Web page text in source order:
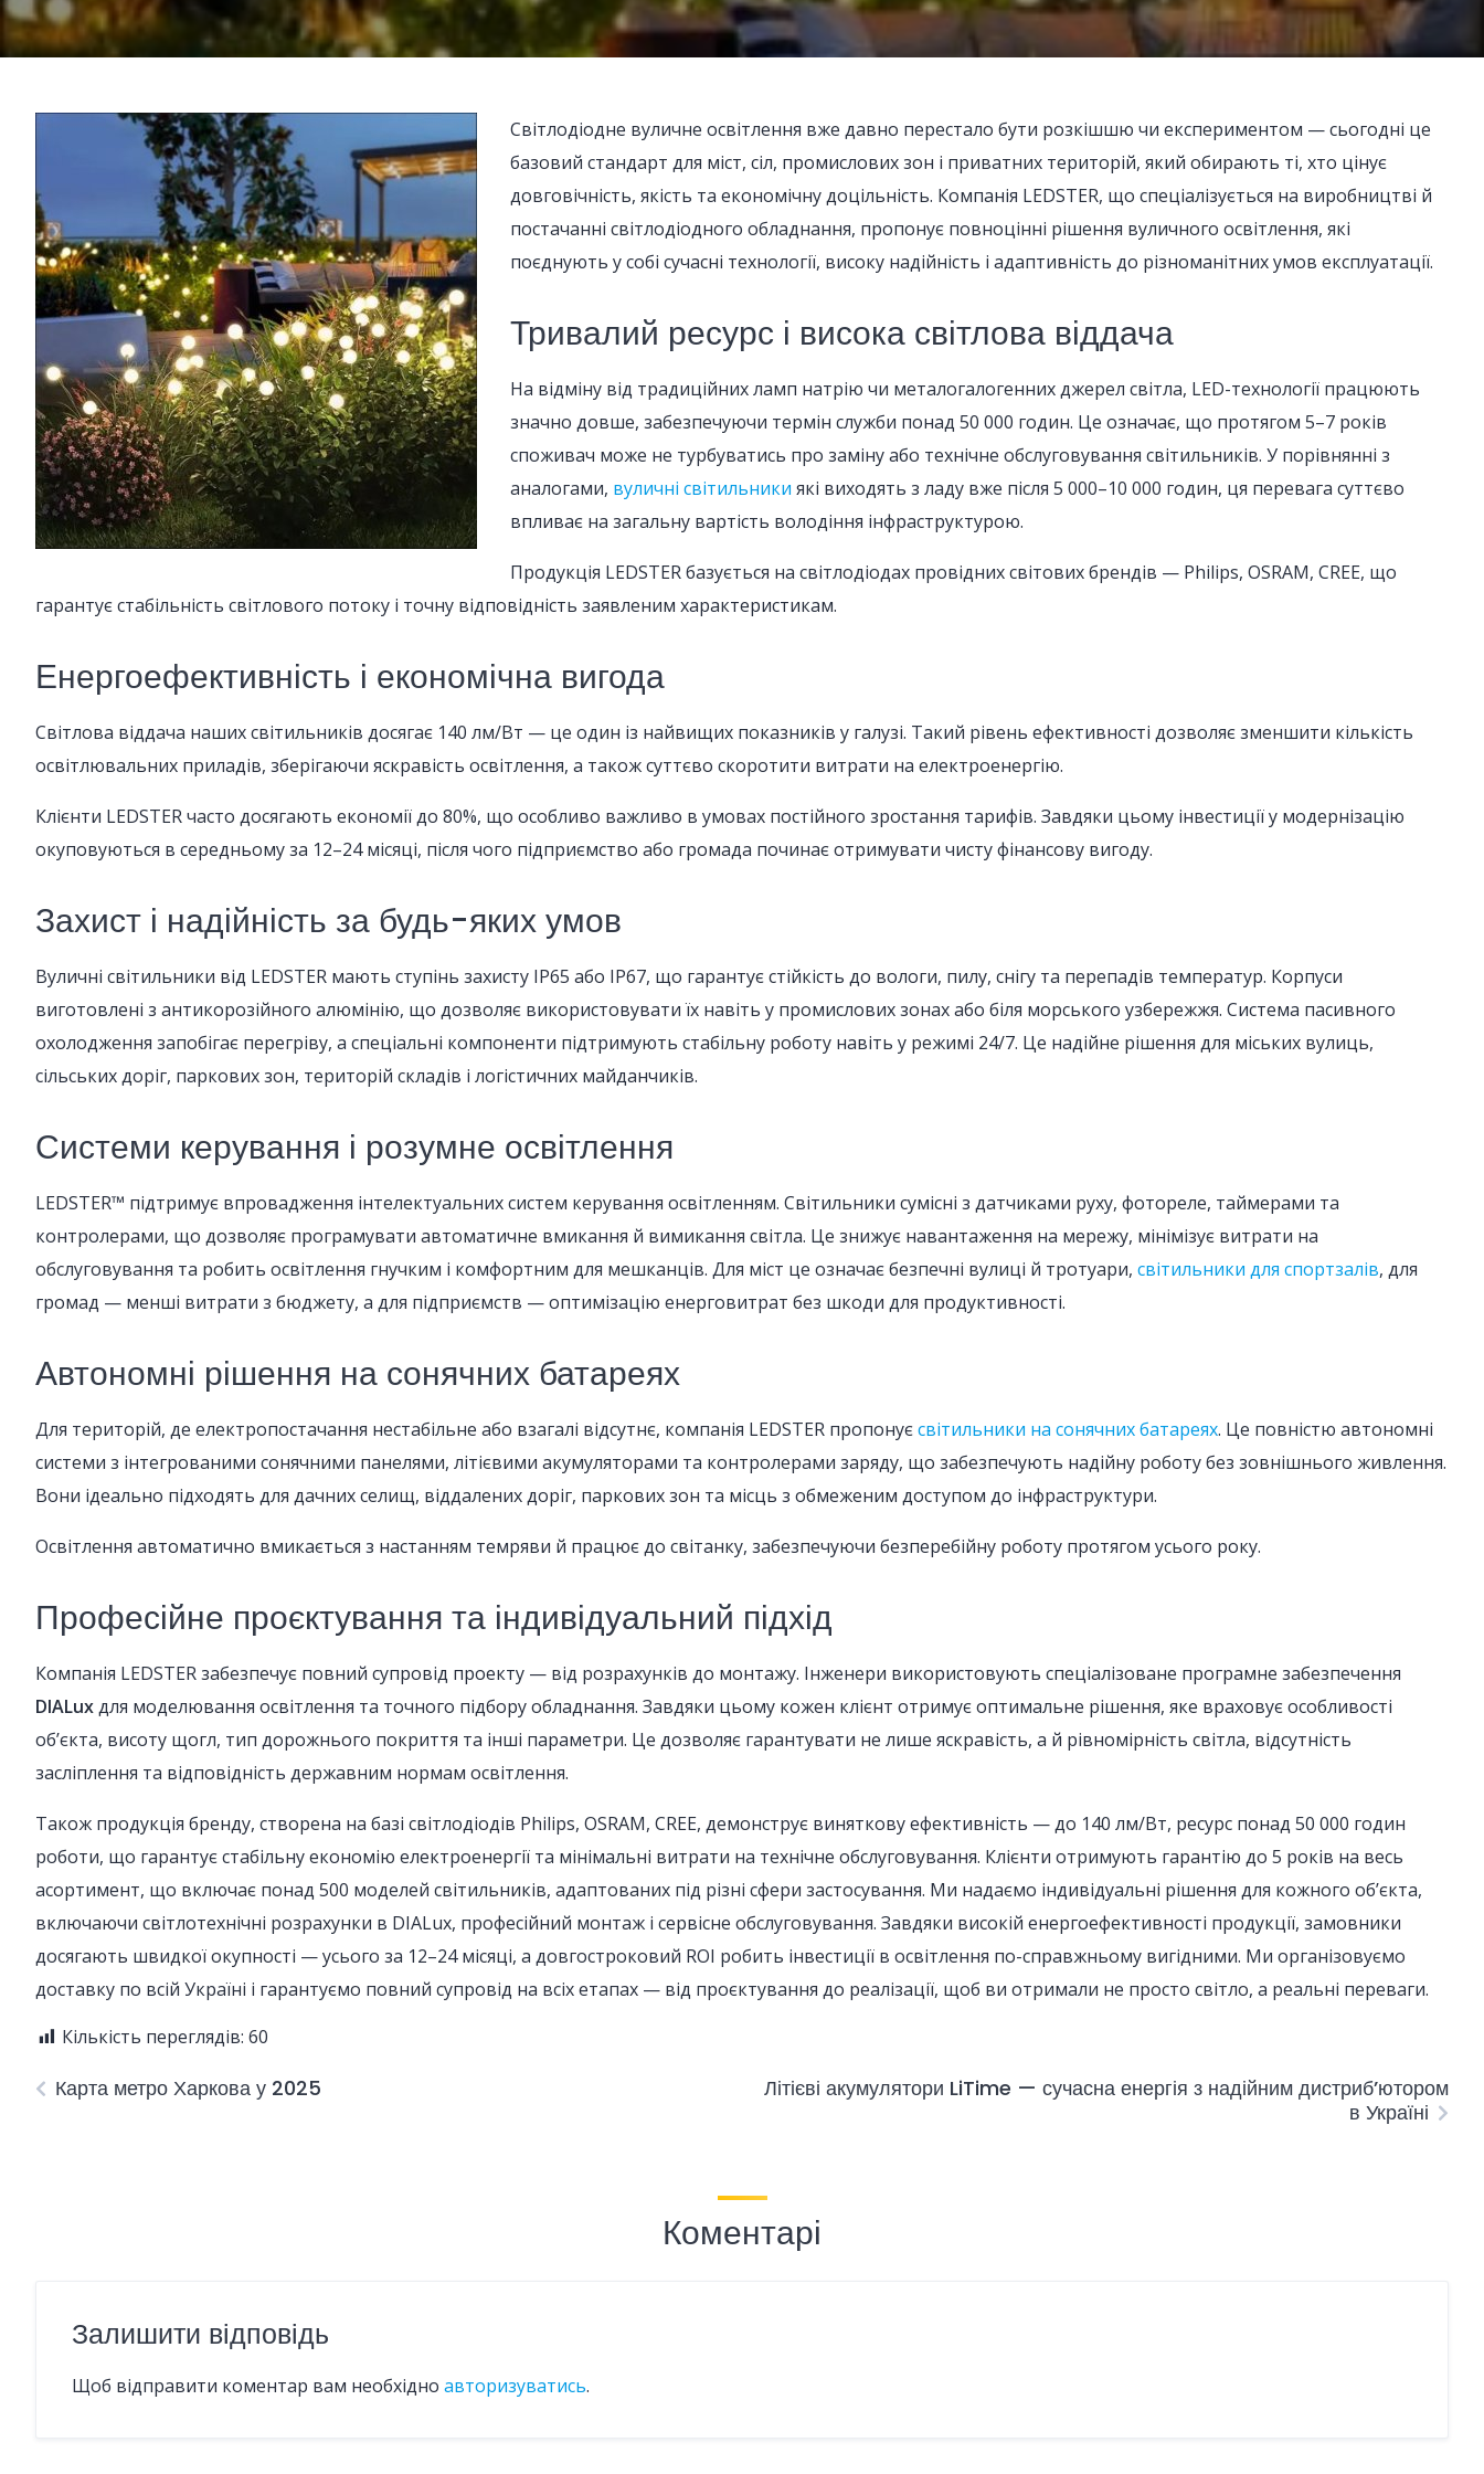
Світлодіодне вуличне освітлення вже давно перестало бути розкішшю чи експериментом — сьогодні це
базовий стандарт для міст, сіл, промислових зон і приватних територій, який обирають ті, хто цінує
довговічність, якість та економічну доцільність. Компанія LEDSTER, що спеціалізується на виробництві й
постачанні світлодіодного обладнання, пропонує повноцінні рішення вуличного освітлення, які
поєднують у собі сучасні технології, високу надійність і адаптивність до різноманітних умов експлуатації.
Тривалий ресурс і висока світлова віддача
На відміну від традиційних ламп натрію чи металогалогенних джерел світла, LED-технології працюють
значно довше, забезпечуючи термін служби понад 50 000 годин. Це означає, що протягом 5–7 років
споживач може не турбуватись про заміну або технічне обслуговування світильників. У порівнянні з
аналогами, вуличні світильники які виходять з ладу вже після 5 000–10 000 годин, ця перевага суттєво
впливає на загальну вартість володіння інфраструктурою.
Продукція LEDSTER базується на світлодіодах провідних світових брендів — Philips, OSRAM, CREE, що
гарантує стабільність світлового потоку і точну відповідність заявленим характеристикам.
Енергоефективність і економічна вигода
Світлова віддача наших світильників досягає 140 лм/Вт — це один із найвищих показників у галузі. Такий рівень ефективності дозволяє зменшити кількість
освітлювальних приладів, зберігаючи яскравість освітлення, а також суттєво скоротити витрати на електроенергію.
Клієнти LEDSTER часто досягають економії до 80%, що особливо важливо в умовах постійного зростання тарифів. Завдяки цьому інвестиції у модернізацію
окуповуються в середньому за 12–24 місяці, після чого підприємство або громада починає отримувати чисту фінансову вигоду.
Захист і надійність за будь-яких умов
Вуличні світильники від LEDSTER мають ступінь захисту IP65 або IP67, що гарантує стійкість до вологи, пилу, снігу та перепадів температур. Корпуси
виготовлені з антикорозійного алюмінію, що дозволяє використовувати їх навіть у промислових зонах або біля морського узбережжя. Система пасивного
охолодження запобігає перегріву, а спеціальні компоненти підтримують стабільну роботу навіть у режимі 24/7. Це надійне рішення для міських вулиць,
сільських доріг, паркових зон, територій складів і логістичних майданчиків.
Системи керування і розумне освітлення
LEDSTER™ підтримує впровадження інтелектуальних систем керування освітленням. Світильники сумісні з датчиками руху, фотореле, таймерами та
контролерами, що дозволяє програмувати автоматичне вмикання й вимикання світла. Це знижує навантаження на мережу, мінімізує витрати на
обслуговування та робить освітлення гнучким і комфортним для мешканців. Для міст це означає безпечні вулиці й тротуари, світильники для спортзалів, для
громад — менші витрати з бюджету, а для підприємств — оптимізацію енерговитрат без шкоди для продуктивності.
Автономні рішення на сонячних батареях
Для територій, де електропостачання нестабільне або взагалі відсутнє, компанія LEDSTER пропонуєсвітильники на сонячних батареях. Це повністю автономні
системи з інтегрованими сонячними панелями, літієвими акумуляторами та контролерами заряду, що забезпечують надійну роботу без зовнішнього живлення.
Вони ідеально підходять для дачних селищ, віддалених доріг, паркових зон та місць з обмеженим доступом до інфраструктури.
Освітлення автоматично вмикається з настанням темряви й працює до світанку, забезпечуючи безперебійну роботу протягом усього року.
Професійне проєктування та індивідуальний підхід
Компанія LEDSTER забезпечує повний супровід проекту — від розрахунків до монтажу. Інженери використовують спеціалізоване програмне забезпечення
DIALuxдля моделювання освітлення та точного підбору обладнання. Завдяки цьому кожен клієнт отримує оптимальне рішення, яке враховує особливості
об’єкта, висоту щогл, тип дорожнього покриття та інші параметри. Це дозволяє гарантувати не лише яскравість, а й рівномірність світла, відсутність
засліплення та відповідність державним нормам освітлення.
Також продукція бренду, створена на базі світлодіодів Philips, OSRAM, CREE, демонструє виняткову ефективність — до 140 лм/Вт, ресурс понад 50 000 годин
роботи, що гарантує стабільну економію електроенергії та мінімальні витрати на технічне обслуговування. Клієнти отримують гарантію до 5 років на весь
асортимент, що включає понад 500 моделей світильників, адаптованих під різні сфери застосування. Ми надаємо індивідуальні рішення для кожного об’єкта,
включаючи світлотехнічні розрахунки в DIALux, професійний монтаж і сервісне обслуговування. Завдяки високій енергоефективності продукції, замовники
досягають швидкої окупності — усього за 12–24 місяці, а довгостроковий ROI робить інвестиції в освітлення по-справжньому вигідними. Ми організовуємо
доставку по всій Україні і гарантуємо повний супровід на всіх етапах — від проєктування до реалізації, щоб ви отримали не просто світло, а реальні переваги.
Кількість переглядів: 60
Карта метро Харкова у 2025
Літієві акумулятори LiTime — сучасна енергія з надійним дистрибʼютором
в Україні
Коментарі
Залишити відповідь
Щоб відправити коментар вам необхідно авторизуватись.